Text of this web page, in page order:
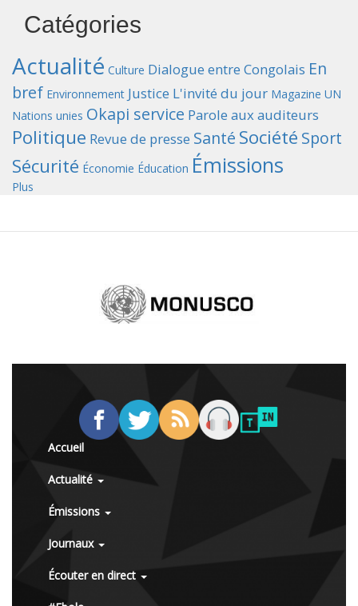
Catégories
Actualité Culture Dialogue entre Congolais En
bref Environnement Justice L'invité du jour Magazine UN
Nations unies Okapi service Parole aux auditeurs
Politique Revue de presse Santé Société Sport
Sécurité Économie Éducation Émissions
Plus
Accueil
Actualité
Émissions
Journaux
Écouter en direct